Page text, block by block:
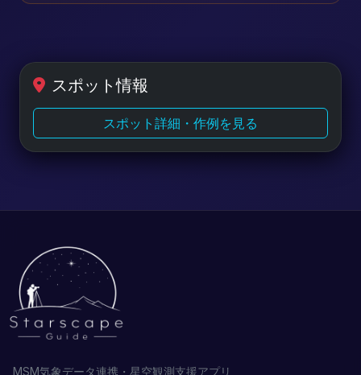
スポット情報
スポット詳細・作例を見る
MSM気象データ連携・星空観測支援アプリ